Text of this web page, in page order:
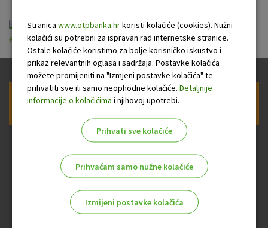
Faktoring
O nama
Informacija o prikupljanju podataka za
elektronicke kanale_TEST.pdf
Prijava na newsletter OTP banke
Stranica www.otpbanka.hrkoristi kolačiće (cookies). Nužni
kolačići su potrebni za ispravan rad internetske stranice.
Ostale kolačiće koristimo za bolje korisničko iskustvo i
prikaz relevantnih oglasa i sadržaja. Postavke kolačića
možete promijeniti na "Izmjeni postavke kolačića" te
prihvatiti sve ili samo neophodne kolačiće. Detaljnije
informacije o kolačićima i njihovoj upotrebi.
Prihvati sve kolačiće
Prihvaćam samo nužne kolačiće
Izmijeni postavke kolačića